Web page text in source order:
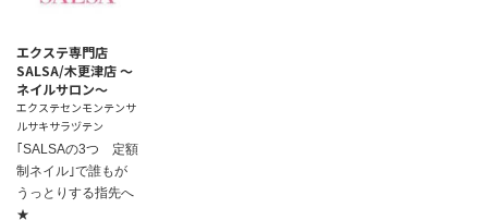
エクステ専門店
SALSA/木更津店 ～
ネイルサロン～
エクステセンモンテンサ
ルサキサラヅテン
｢SALSAの3つ 定額
制ネイル｣で誰もが
うっとりする指先へ
★